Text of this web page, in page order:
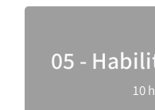
05 -
10
necessàries per
Això inclou
gestió de temps